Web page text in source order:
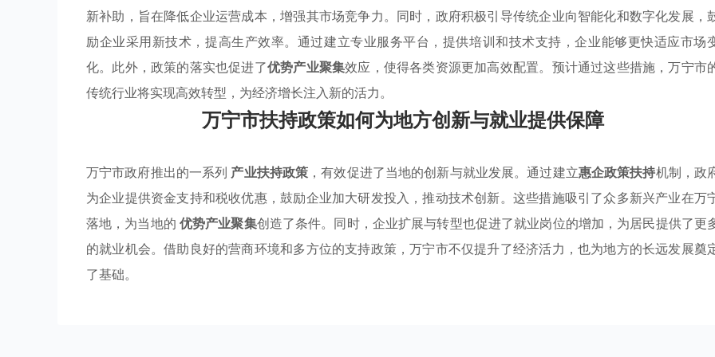
新补助，旨在降低企业运营成本，增强其市场竞争力。同时，政府积极引导传统企业向智能化和数字化发展，
励企业采用新技术，提高生产效率。通过建立专业服务平台，提供培训和技术支持，企业能够更快适应市场
化。此外，政策的落实也促进了优势产业聚集效应，使得各类资源更加高效配置。预计通过这些措施，万宁市
传统行业将实现高效转型，为经济增长注入新的活力。
万宁市扶持政策如何为地方创新与就业提供保障
万宁市政府推出的一系列 产业扶持政策 ，有效促进了当地的创新与就业发展。通过建立惠企政策扶持机制，政
为企业提供资金支持和税收优惠，鼓励企业加大研发投入，推动技术创新。这些措施吸引了众多新兴产业在万
落地，为当地的 优势产业聚集创造了条件。同时，企业扩展与转型也促进了就业岗位的增加，为居民提供了更
的就业机会。借助良好的营商环境和多方位的支持政策，万宁市不仅提升了经济活力，也为地方的长远发展奠
了基础。